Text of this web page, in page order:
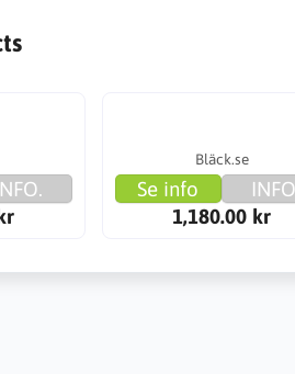
Bläck.se
Se info
1,180.00 kr